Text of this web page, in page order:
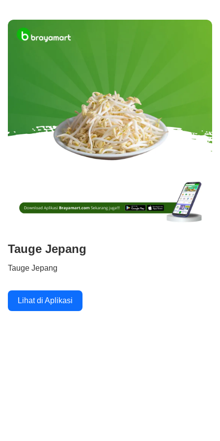
Tauge Jepang
Tauge Jepang
Lihat di Aplikasi